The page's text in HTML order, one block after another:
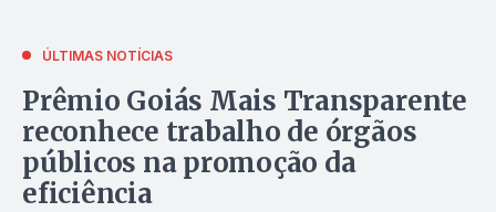
ÚLTIMAS NOTÍCIAS
Prêmio Goiás Mais Transparente
reconhece trabalho de órgãos
públicos na promoção da
eficiência